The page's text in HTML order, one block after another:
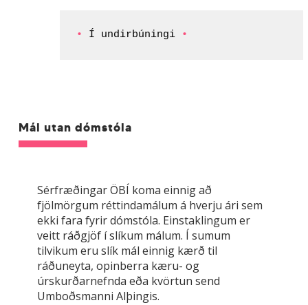
• Í undirbúningi •
Mál utan dómstóla
Sérfræðingar ÖBÍ koma einnig að
fjölmörgum réttindamálum á hverju ári sem
ekki fara fyrir dómstóla. Einstaklingum er
veitt ráðgjöf í slíkum málum. Í sumum
tilvikum eru slík mál einnig kærð til
ráðuneyta, opinberra kæru- og
úrskurðarnefnda eða kvörtun send
Umboðsmanni Alþingis.